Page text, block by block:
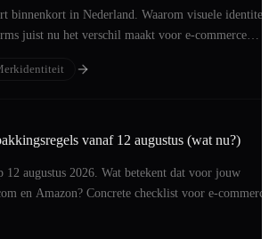
binnenkort in Nederland. Waarom visuele identiteit
juist nu het verschil maakt voor e-commerce
vanaf 12 augustus (wat nu?)
12 augustus 2026. Wat betekent dat voor jouw
en Amazon? Concrete checklist voor e-commerce